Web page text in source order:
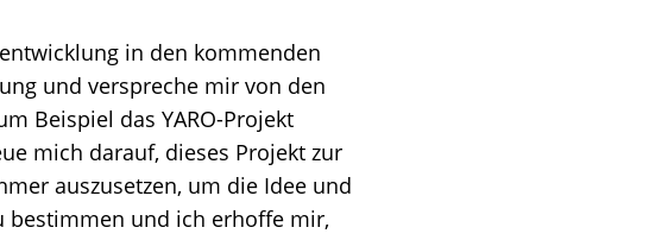
in den kommenden
und verspreche mir von den
Beispiel das YARO-Projekt
mich darauf, dieses Projekt zur
auszusetzen, um die Idee und
bestimmen und ich erhoffe mir,